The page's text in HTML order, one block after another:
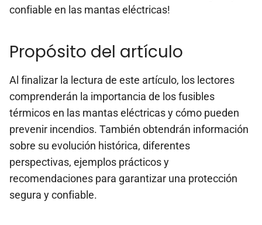
confiable en las mantas eléctricas!
Propósito del artículo
Al finalizar la lectura de este artículo, los lectores
comprenderán la importancia de los fusibles
térmicos en las mantas eléctricas y cómo pueden
prevenir incendios. También obtendrán información
sobre su evolución histórica, diferentes
perspectivas, ejemplos prácticos y
recomendaciones para garantizar una protección
segura y confiable.